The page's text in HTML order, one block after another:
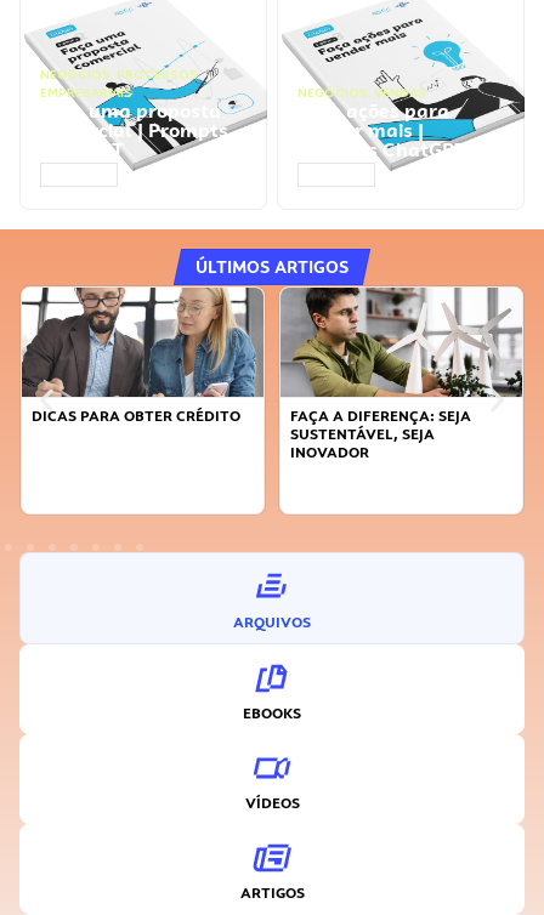
NEGÓCIOS, PROCESSOS
EMPRESARIAIS
Faça uma proposta
comercial | Prompts
ChatGPT
NEGÓCIOS, VENDAS
Faça ações para
vender mais |
Prompts ChatGPT
ÚLTIMOS ARTIGOS
DICAS PARA OBTER CRÉDITO
FAÇA A DIFERENÇA: SEJA
SUSTENTÁVEL, SEJA
INOVADOR
ARQUIVOS
EBOOKS
VÍDEOS
ARTIGOS